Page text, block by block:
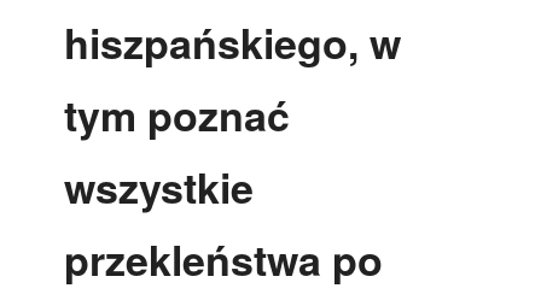
hiszpańskiego, w
tym poznać
wszystkie
przekleństwa po